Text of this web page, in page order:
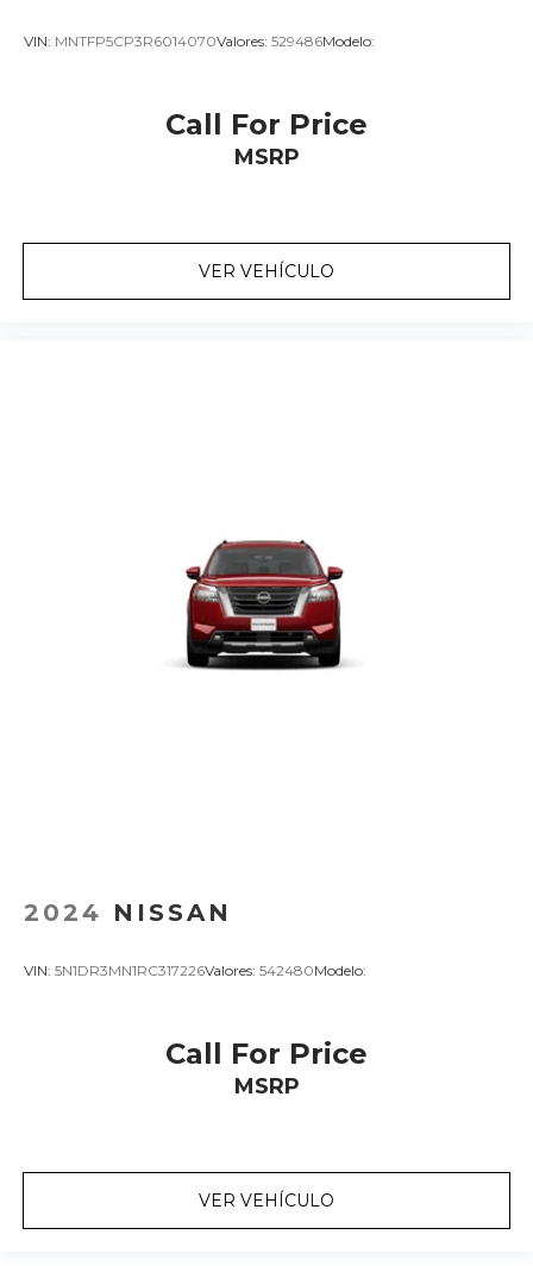
VIN: MNTFP5CP3R6014070Valores: 529486Modelo:
Call For Price
MSRP
VER VEHÍCULO
2024 NISSAN
VIN: 5N1DR3MN1RC317226Valores: 542480Modelo:
Call For Price
MSRP
VER VEHÍCULO